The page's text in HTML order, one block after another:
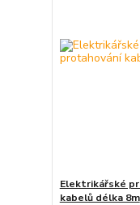
Elektrikářské
kabelů délka 8m